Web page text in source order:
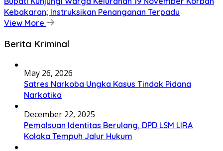
Kebakaran; Instruksikan Penanganan Terpadu
View More
Berita Kriminal
May 26, 2026
Satres Narkoba Ungka Kasus Tindak Pidana
Narkotika
December 22, 2025
Pemalsuan Identitas Berulang, DPD LSM LIRA
Kolaka Tempuh Jalur Hukum